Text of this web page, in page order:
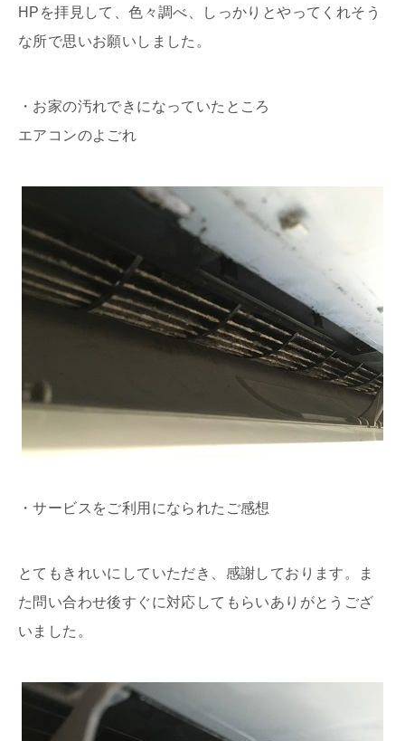
HPを拝見して、色々調べ、しっかりとやってくれそう
な所で思いお願いしました。
・お家の汚れできになっていたところ
エアコンのよごれ
・サービスをご利用になられたご感想
とてもきれいにしていただき、感謝しております。ま
た問い合わせ後すぐに対応してもらいありがとうござ
いました。